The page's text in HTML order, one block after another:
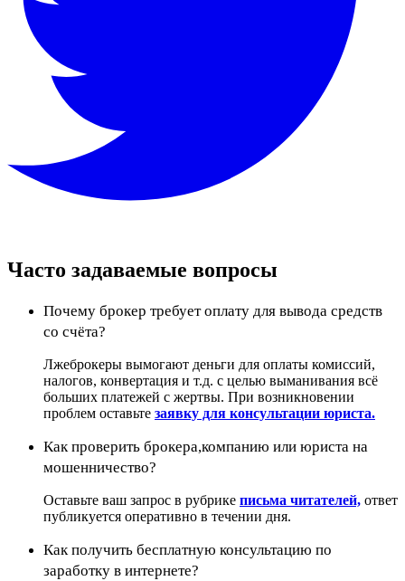
Часто задаваемые вопросы
Почему брокер требует оплату для вывода средств
со счёта?
Лжеброкеры вымогают деньги для оплаты комиссий,
налогов, конвертация и т.д. с целью выманивания всё
больших платежей с жертвы. При возникновении
проблем оставьте заявку для консультации юриста.
Как проверить брокера,компанию или юриста на
мошенничество?
Оставьте ваш запрос в рубрике письма читателей, ответ
публикуется оперативно в течении дня.
Как получить бесплатную консультацию по
заработку в интернете?